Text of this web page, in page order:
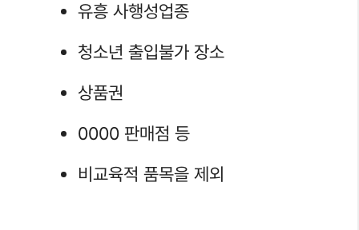
유흥 사행성업종
청소년 출입불가 장소
상품권
0000 판매점 등
비교육적 품목을 제외